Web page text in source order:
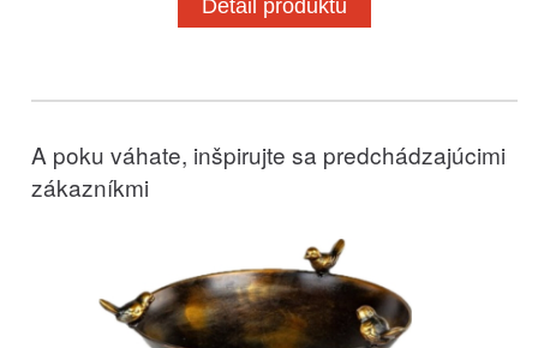
Detail produktu
A poku váhate, inšpirujte sa predchádzajúcimi
zákazníkmi